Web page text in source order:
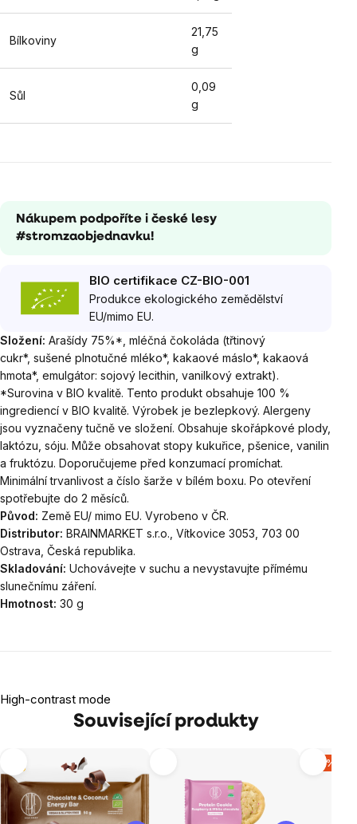
Bílkoviny
21,75
g
Sůl
0,09
g
Nákupem podpoříte i české lesy
#stromzaobjednavku!
BIO certifikace CZ-BIO-001
Produkce ekologického zemědělství
EU/mimo EU.
Složení: Arašídy 75%*, mléčná čokoláda (třtinový
cukr*, sušené plnotučné mléko*, kakaové máslo*, kakaová
hmota*, emulgátor: sojový lecithin, vanilkový extrakt).
*Surovina v BIO kvalitě. Tento produkt obsahuje 100 %
ingrediencí v BIO kvalitě. Výrobek je bezlepkový. Alergeny
jsou vyznačeny tučně ve složení. Obsahuje skořápkové plody,
laktózu, sóju. Může obsahovat stopy kukuřice, pšenice, vanilin
a fruktózu. Doporučujeme před konzumací promíchat.
Minimální trvanlivost a číslo šarže v bílém boxu. Po otevření
spotřebujte do 2 měsíců.
Původ: Země EU/ mimo EU. Vyrobeno v ČR.
Distributor: BRAINMARKET s.r.o., Vítkovice 3053, 703 00
Ostrava, Česká republika.
Skladování: Uchovávejte v suchu a nevystavujte přímému
slunečnímu záření.
Hmotnost: 30 g
High-contrast mode
Související produkty
-12 %